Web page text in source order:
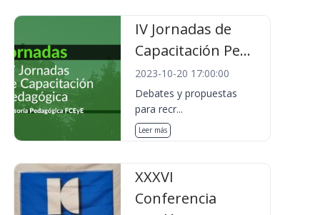
IV Jornadas de
Capacitación Pe...
2023-10-20 17:00:00
Debates y propuestas
para recr...
Leer más
XXXVI
Conferencia